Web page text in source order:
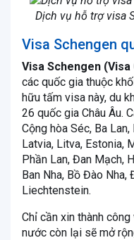
Dịch vụ hỗ trợ visa
Visa Schengen
Visa Schengen (Visa
các quốc gia thuộc
hữu tấm visa này, du
26 quốc gia Châu Âu.
Cộng hòa Séc, Ba
Latvia, Litva, Estonia,
Phần Lan, Đan Mạch,
Ban Nha, Bồ Đào Nha,
Liechtenstein.
Chỉ cần xin thành
nước còn lại sẽ mở